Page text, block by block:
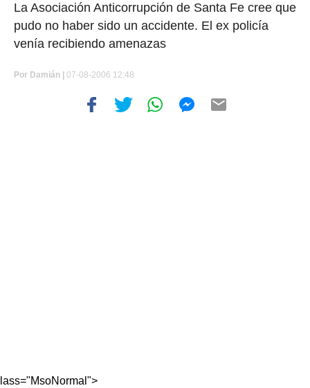
La Asociación Anticorrupción de Santa Fe cree que
pudo no haber sido un accidente. El ex policía
venía recibiendo amenazas
Por Damián | 07-08-2006 12:48
lass="MsoNormal">